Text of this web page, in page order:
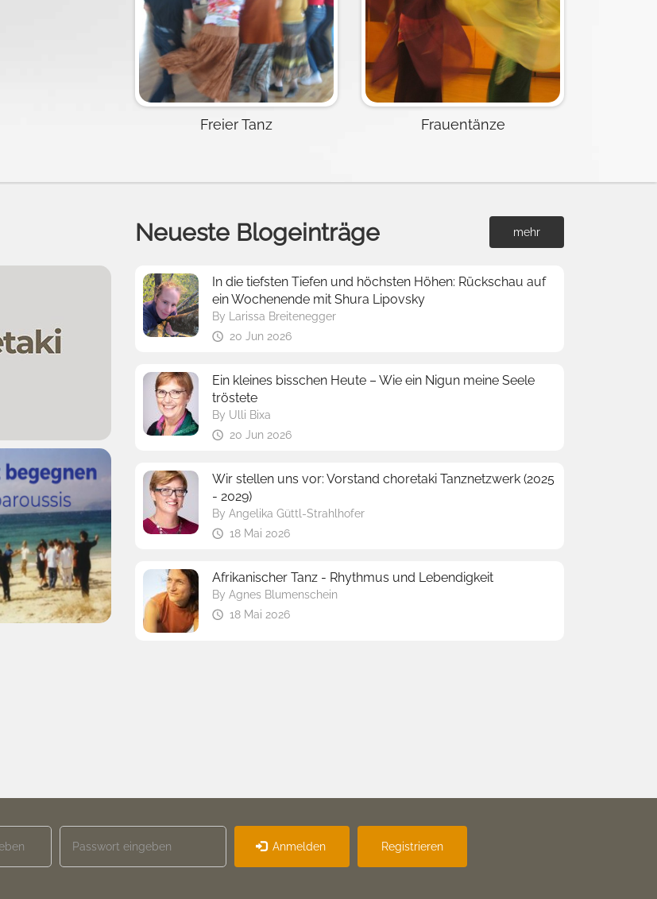
Freier Tanz Frauentänze
Neueste Blogeinträge
In die tiefsten Tiefen und höchsten Höhen: Rückschau auf
ein Wochenende mit Shura Lipovsky
By Larissa Breitenegger
20 Jun 2026
Ein kleines bisschen Heute – Wie ein Nigun meine Seele
tröstete
By Ulli Bixa
20 Jun 2026
Wir stellen uns vor: Vorstand choretaki Tanznetzwerk (2025
- 2029)
By Angelika Güttl-Strahlhofer
18 Mai 2026
Afrikanischer Tanz - Rhythmus und Lebendigkeit
By Agnes Blumenschein
18 Mai 2026
mehr
Anmelden Registrieren